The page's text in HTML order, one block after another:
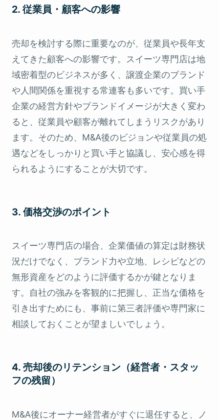
2. 従業員・顧客への影響
売却を検討する際に重要なのが、従業員や長年支
えてきた顧客への影響です。スイーツ専門店は地
域密着型のビジネスが多く、譲渡企業のブランド
や人間関係を重視する常連客も多いです。買い手
企業の経営方針やブランドイメージが大きく変わ
ると、従業員や顧客が離れてしまうリスクがあり
ます。そのため、M&A後のビジョンや従業員の処
遇などをしっかりと買い手と協議し、安心感を得
られるようにすることが大切です。
3. 価格交渉のポイント
スイーツ専門店の場合、企業価値の算定は財務状
況だけでなく、ブランド力や立地、レシピなどの
無形資産をどのように評価するかが鍵となりま
す。自社の強みを客観的に把握し、正当な価格を
引き出すためにも、事前に第三者評価や専門家に
相談しておくことが望ましいでしょう。
4. 売却後のリテンション（経営者・スタッ
フの残留）
M&A後にオーナー経営者がすぐに退任すると、ノ